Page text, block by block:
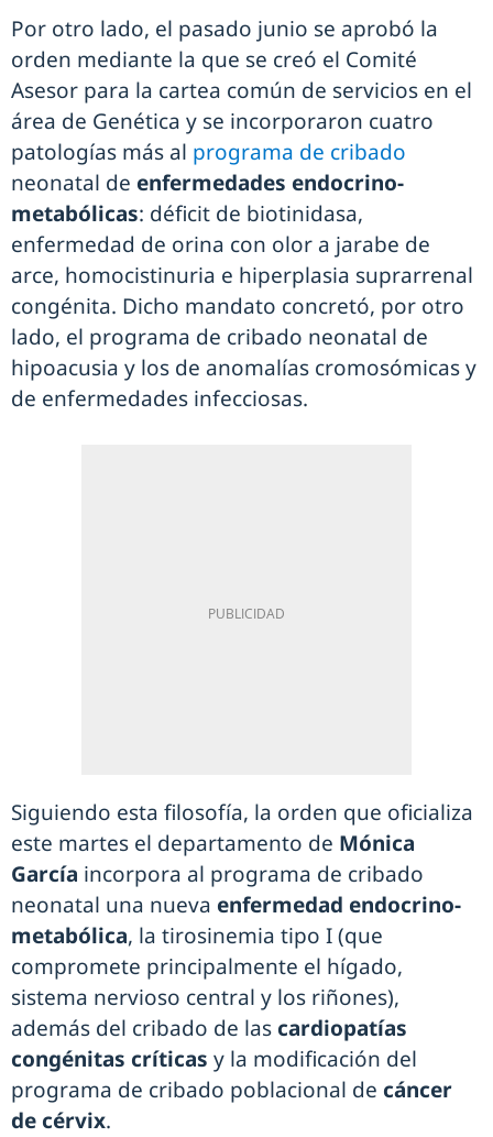
Por otro lado, el pasado junio se aprobó la
orden mediante la que se creó el Comité
Asesor para la cartea común de servicios en el
área de Genética y se incorporaron cuatro
patologías más al programa de cribado
neonatal de enfermedades endocrino-
metabólicas: déficit de biotinidasa,
enfermedad de orina con olor a jarabe de
arce, homocistinuria e hiperplasia suprarrenal
congénita. Dicho mandato concretó, por otro
lado, el programa de cribado neonatal de
hipoacusia y los de anomalías cromosómicas y
de enfermedades infecciosas.
Siguiendo esta filosofía, la orden que oficializa
este martes el departamento de Mónica
García incorpora al programa de cribado
neonatal una nueva enfermedad endocrino-
metabólica, la tirosinemia tipo I (que
compromete principalmente el hígado,
sistema nervioso central y los riñones),
además del cribado de las cardiopatías
congénitas críticas y la modificación del
programa de cribado poblacional de cáncer
de cérvix.